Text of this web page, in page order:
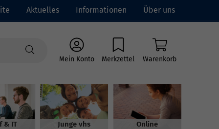
Aktuelles Informationen Über uns
Mein Konto Merkzettel Warenkorb
& IT Junge vhs Online